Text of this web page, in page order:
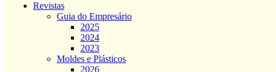
Revistas
Guia do Empresário
2025
2024
2023
Moldes e Plásticos
2026